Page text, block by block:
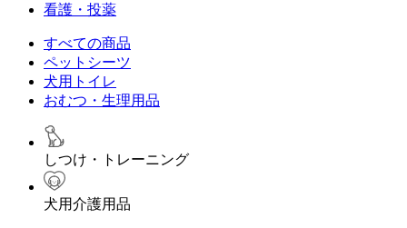
看護・投薬
すべての商品
ペットシーツ
犬用トイレ
おむつ・生理用品
しつけ・トレーニング
犬用介護用品